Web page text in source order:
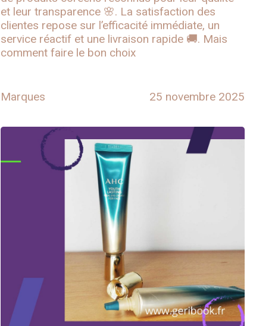
et leur transparence 🌸. La satisfaction des
clientes repose sur l’efficacité immédiate, un
service réactif et une livraison rapide 🚚. Mais
comment faire le bon choix
Marques 25 novembre 2025